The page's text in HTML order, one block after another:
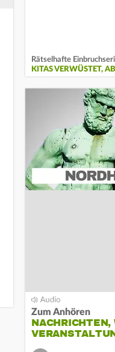
Rätselhafte
KITAS VERWÜSTET,
Zum Anhören
NACHRICHTEN,